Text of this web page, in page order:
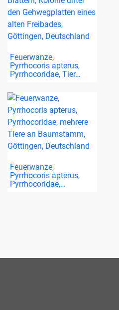
Feuerwanze,
Pyrrhocoris apterus,
Pyrrhocoridae, Tier…
Feuerwanze,
Pyrrhocoris apterus,
Pyrrhocoridae,…